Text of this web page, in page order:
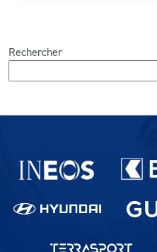
Rechercher
Partenaires du lausanne-Sport